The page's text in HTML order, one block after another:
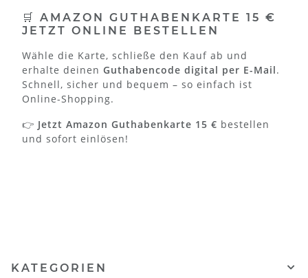
🛒 AMAZON GUTHABENKARTE 15 €
JETZT ONLINE BESTELLEN
Wähle die Karte, schließe den Kauf ab und
erhalte deinen Guthabencode digital per E-Mail.
Schnell, sicher und bequem – so einfach ist
Online-Shopping.
👉 Jetzt Amazon Guthabenkarte 15 € bestellen
und sofort einlösen!
KATEGORIEN